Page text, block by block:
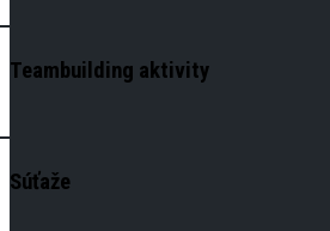
Teambuilding aktivity
Súťaže